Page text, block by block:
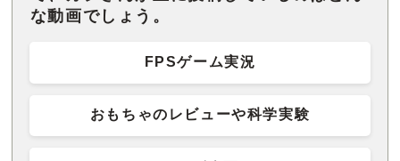
な動画でしょう。
FPSゲーム実況
おもちゃのレビューや科学実験